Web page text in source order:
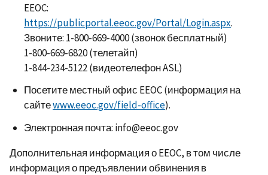
EEOC:
https://publicportal.eeoc.gov/Portal/Login.aspx.
Звоните: 1-800-669-4000 (звонок бесплатный)
1-800-669-6820 (телетайп)
1-844-234-5122 (видеотелефон ASL)
Посетите местный офис EEOC (информация на
сайтеwww.eeoc.gov/field-office).
Электронная почта: info@eeoc.gov
Дополнительная информация о EEOC, в том числе
информация о предъявлении обвинения в